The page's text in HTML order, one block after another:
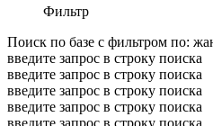
Фильтр
Поиск по базе с фильтром по:
введите запрос в строку поиска
введите запрос в строку поиска
введите запрос в строку поиска
введите запрос в строку поиска
введите запрос в строку поиска